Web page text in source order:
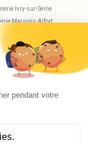
Ivry-sur-Seine
Maisons-Alfort
Nanterre
Maur-des-Fossés
Rochechouart
Villejuif
questions?